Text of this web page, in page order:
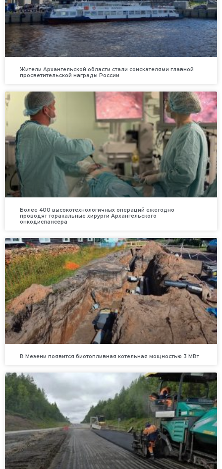
Жители Архангельской области стали соискателями главной
просветительской награды России
Более 400 высокотехнологичных операций ежегодно
проводят торакальные хирурги Архангельского
онкодиспансера
В Мезени появится биотопливная котельная мощностью 3 МВт